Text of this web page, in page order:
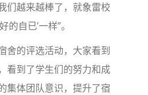
们越来越棒了，就象雷校
的自已’一样”。
舍的评选活动，大家看到
看到了学生们的努力和成
集体团队意识，提升了宿